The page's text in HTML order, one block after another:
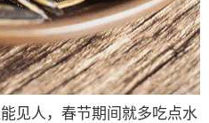
人，春节期间就多吃点水